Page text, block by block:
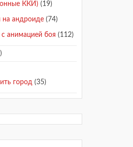
ККИ) (19)
на андроиде(74)
с анимацией боя (112)
город(35)